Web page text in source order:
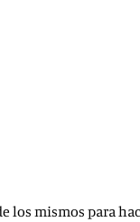
mismos para